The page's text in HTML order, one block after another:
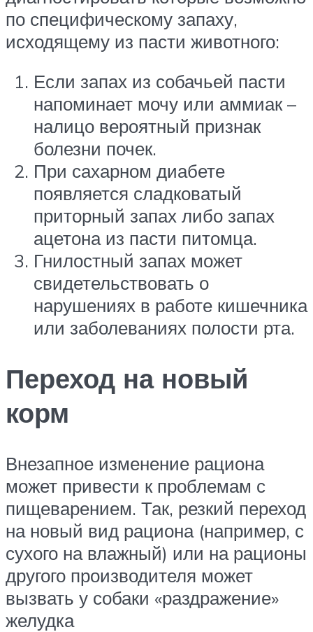
по специфическому запаху,
исходящему из пасти животного:
Если запах из собачьей пасти
напоминает мочу или аммиак –
налицо вероятный признак
болезни почек.
При сахарном диабете
появляется сладковатый
приторный запах либо запах
ацетона из пасти питомца.
Гнилостный запах может
свидетельствовать о
нарушениях в работе кишечника
или заболеваниях полости рта.
Переход на новый
корм
Внезапное изменение рациона
может привести к проблемам с
пищеварением. Так, резкий переход
на новый вид рациона (например, с
сухого на влажный) или на рационы
другого производителя может
вызвать у собаки «раздражение»
желудка